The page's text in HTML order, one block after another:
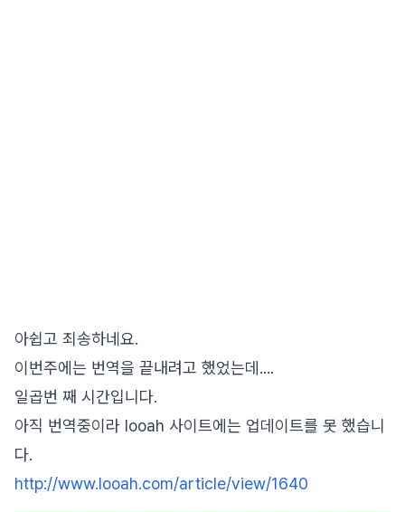
아쉽고 죄송하네요.
이번주에는 번역을 끝내려고 했었는데....
일곱번 째 시간입니다.
아직 번역중이라 looah 사이트에는 업데이트를 못 했습니
다.
http://www.looah.com/article/view/1640